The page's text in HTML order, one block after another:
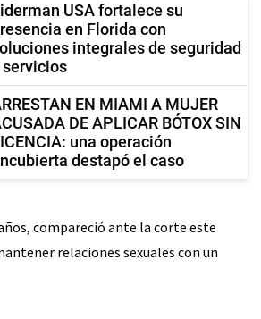
USA fortalece su
en Florida con
integrales de seguridad
servicios
EN MIAMI A MUJER
DE APLICAR BÓTOX SIN
una operación
destapó el caso
compareció ante la corte este
relaciones sexuales con un